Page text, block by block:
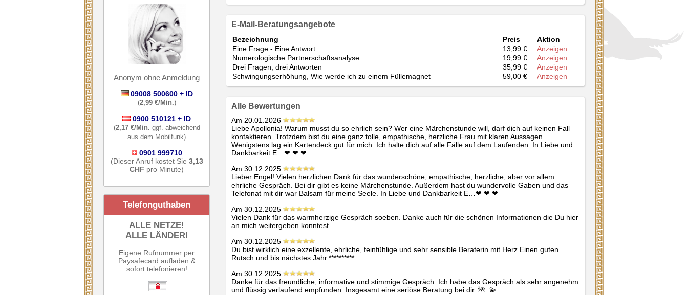
Anonym ohne Anmeldung
09008 500600 + ID
(2,99 €/Min.)
0900 510121 + ID
(2,17 €/Min. ggf. abweichend
aus dem Mobilfunk)
0901 999710
(Dieser Anruf kostet Sie 3,13
CHF pro Minute)
Telefonguthaben
ALLE NETZE!
ALLE LÄNDER!
Eigene Rufnummer per
Paysafecard aufladen &
sofort telefonieren!
E-Mail-Beratungsangebote
Bezeichnung Preis
Aktion
Eine Frage - Eine Antwort
13,99 €
Anzeigen
Numerologische Partnerschaftsanalyse
19,99 €
Anzeigen
Drei Fragen, drei Antworten
35,99 €
Anzeigen
Schwingungserhöhung, Wie werde ich zu einem Füllemagnet
59,00 € Anzeigen
Alle Bewertungen
Am 20.01.2026
Liebe Apollonia! Warum musst du so ehrlich sein? Wer eine Märchenstunde will, darf dich auf keinen Fall
kontaktieren. Trotzdem bist du eine ganz tolle, empathische, herzliche Frau mit klaren Aussagen.
Wenigstens lag ein Kartendeck gut für mich. Ich halte dich auf alle Fälle auf dem Laufenden. In Liebe und
Dankbarkeit E…❤ ️❤ ️❤ ️
Am 30.12.2025
Lieber Engel! Vielen herzlichen Dank für das wunderschöne, empathische, herzliche, aber vor allem
ehrliche Gespräch. Bei dir gibt es keine Märchenstunde. Außerdem hast du wundervolle Gaben und das
Telefonat mit dir war Balsam für meine Seele. In Liebe und Dankbarkeit E…❤ ️❤ ️❤ ️
Am 30.12.2025
Vielen Dank für das warmherzige Gespräch soeben. Danke auch für die schönen Informationen die Du hier
an mich weitergeben konntest.
Am 30.12.2025
Du bist wirklich eine exzellente, ehrliche, feinfühlige und sehr sensible Beraterin mit Herz.Einen guten
Rutsch und bis nächstes Jahr.**********
Am 30.12.2025
Danke für das freundliche, informative und stimmige Gespräch. Ich habe das Gespräch als sehr angenehm
und flüssig verlaufend empfunden. Insgesamt eine seriöse Beratung bei dir. 🌺  💫